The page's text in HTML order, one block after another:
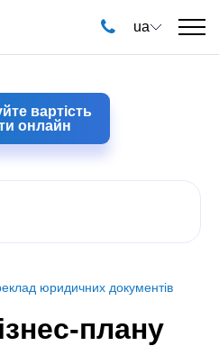
ua
вартість
онлайн
юридичних документів
плану